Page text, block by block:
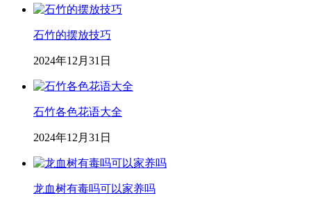
石竹的摆放技巧
2024年12月31日
石竹各色花语大全
2024年12月31日
龙血树有毒吗可以家养吗